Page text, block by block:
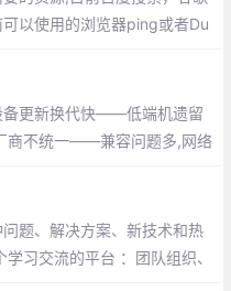
以使用的浏览器ping或者Du
备更新换代快——低端机遗留
商不统一——兼容问题多,网络
问题——坑多
题、解决方案、新技术和热
习交流的平台 ：团队组织、